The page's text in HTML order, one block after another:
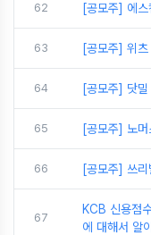
62 [공모주] 에
63 [공모주] 위
64 [공모주] 닷
65 [공모주] 노
66 [공모주] 쓰
67
KCB 신용점
에 대해서 알